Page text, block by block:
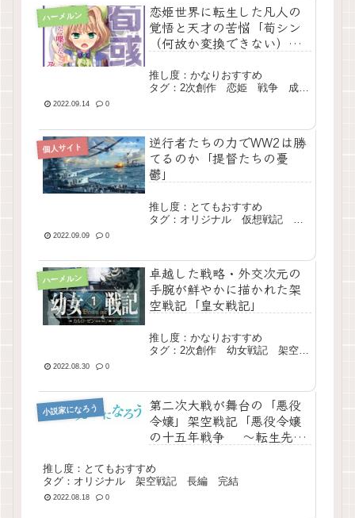
ハーメルン
恋姫世界に転生した凡人の
覚悟と天才の苦悩「荀シン
（何故か変換できない）が
です」
推し度：かなりおすすめ
タグ：2次創作 恋姫 戦争 成り
2022.09.14 0
個人サイト
逆行者たちの力でWW2は勝
てるのか「提督たちの憂
鬱」
推し度：とてもおすすめ
タグ：オリジナル 仮想戦記
2022.09.09 0
ハーメルン
卓越した戦略・外交次元の
手腕が鮮やかに描かれた架
空戦記「皇女戦記」
推し度：かなりおすすめ
タグ：2次創作 幼女戦記 架空戦
2022.08.30 0
小説家になろう
第二次大戦が舞台の「悪役
令嬢」架空戦記「悪役令嬢
の十五年戦争 ～転生先は
じゃあ破滅フラグを回避し
ても駄目じゃない！！～」
推し度：とてもおすすめ
タグ：オリジナル 架空戦記 長編 完結
2022.08.18 0